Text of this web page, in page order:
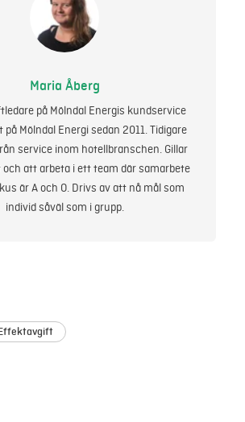
Maria Åberg
på Mölndal Energis kundservice
Mölndal Energi sedan 2011. Tidigare
service inom hotellbranschen. Gillar
att arbeta i ett team där samarbete
är A och O. Drivs av att nå mål som
individ såväl som i grupp.